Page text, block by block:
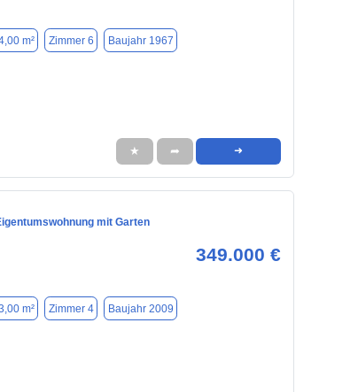
m² Zimmer 6 Baujahr 1967
★ ➦ ➜
mit Garten
349.000 €
m² Zimmer 4 Baujahr 2009